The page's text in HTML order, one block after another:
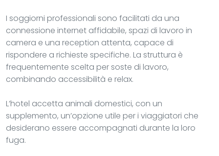
I soggiorni professionali sono facilitati da una
connessione internet affidabile, spazi di lavoro in
camera e una reception attenta, capace di
rispondere a richieste specifiche. La struttura è
frequentemente scelta per soste di lavoro,
combinando accessibilità e relax.
L’hotel accetta animali domestici, con un
supplemento, un’opzione utile per i viaggiatori che
desiderano essere accompagnati durante la loro
fuga.